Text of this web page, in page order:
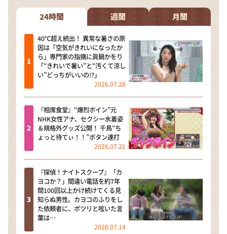
24時間 週間 月間
40℃超え続出！ 異常な暑さの原
因は「空気がきれいになったか
ら」専門家の指摘に眞鍋かをり
「“きれいで暑い”と“汚くて涼し
い”どっちがいいの!?」
2026.07.28
『相席食堂』“爆烈ボイン”元
NHK女性アナ、セクシー水着姿
＆規格外グッズ公開！ 千鳥“ち
ょっと待てぃ！！”ボタン連打
2026.07.21
『探偵！ナイトスクープ』「カ
ヨコか？」間違い電話を約7年
間100回以上かけ続けてくる見
知らぬ男性。カヨコのふりをし
た依頼者に、ポツリと呟いた言
葉は…
2026.07.14